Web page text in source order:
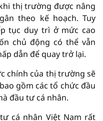
thị trường được nâng
theo kế hoạch. Tuy
tục duy trì ở mức cao
chủ động có thể vẫn
dẫn để quay trở lại.
chính của thị trường sẽ
gồm các tổ chức đầu
đầu tư cá nhân.
cá nhân Việt Nam rất